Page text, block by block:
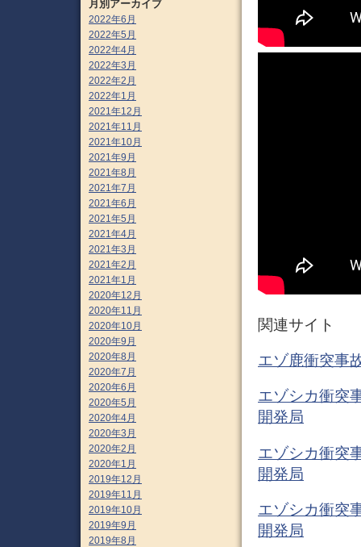
関連サイト
エゾ鹿衝突事
エゾシカ衝突
開発局
エゾシカ衝突
開発局
エゾシカ衝突
開発局
月別アーカイブ
2022年6月
2022年5月
2022年4月
2022年3月
2022年2月
2022年1月
2021年12月
2021年11月
2021年10月
2021年9月
2021年8月
2021年7月
2021年6月
2021年5月
2021年4月
2021年3月
2021年2月
2021年1月
2020年12月
2020年11月
2020年10月
2020年9月
2020年8月
2020年7月
2020年6月
2020年5月
2020年4月
2020年3月
2020年2月
2020年1月
2019年12月
2019年11月
2019年10月
2019年9月
2019年8月